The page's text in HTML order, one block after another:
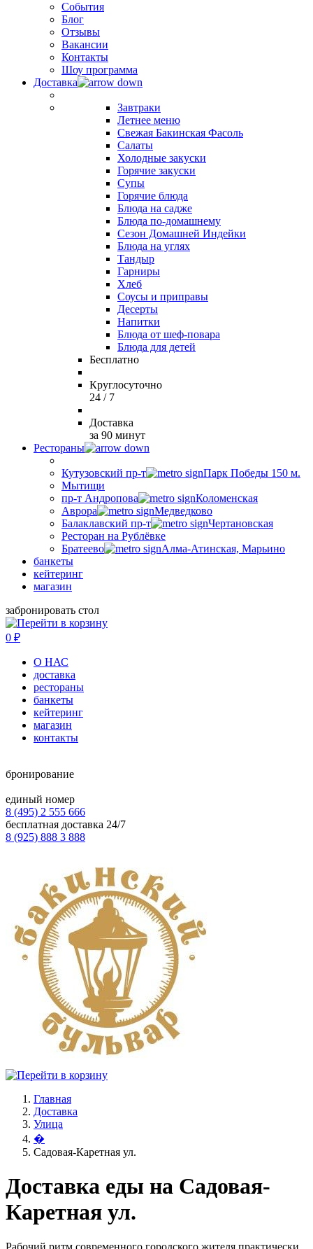
События
Блог
Отзывы
Вакансии
Контакты
Шоу программа
Доставка
Завтраки
Летнее меню
Свежая Бакинская Фасоль
Салаты
Холодные закуски
Горячие закуски
Супы
Горячие блюда
Блюда на садже
Блюда по-домашнему
Сезон Домашней Индейки
Блюда на углях
Тандыр
Гарниры
Хлеб
Соусы и приправы
Десерты
Напитки
Блюда от шеф-повара
Блюда для детей
Бесплатно
Круглосуточно
24 / 7
Доставка
за 90 минут
Рестораны
Кутузовский пр-т
Парк Победы 150 м.
Мытищи
пр-т Андропова
Коломенская
Аврора
Медведково
Балаклавский пр-т
Чертановская
Ресторан на Рублёвке
Братеево
Алма-Атинская, Марьино
банкеты
кейтеринг
магазин
забронировать стол
0 ₽
О НАС
доставка
рестораны
банкеты
кейтеринг
магазин
контакты
бронирование
единый номер
8 (495) 2 555 666
бесплатная доставка 24/7
8 (925) 888 3 888
Главная
Доставка
Улица
�
Садовая-Каретная ул.
Доставка еды на Садовая-
Каретная ул.
Рабочий ритм современного городского жителя практически